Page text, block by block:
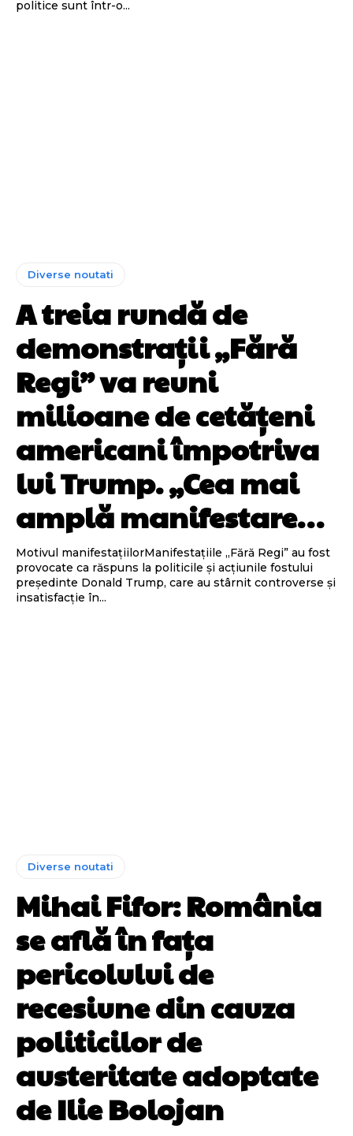
politice sunt într-o...
Diverse noutati
A treia rundă de
demonstrații „Fără
Regi” va reuni
milioane de cetățeni
americani împotriva
lui Trump. „Cea mai
amplă manifestare…
Motivul manifestațiilorManifestațiile „Fără Regi” au fost
provocate ca răspuns la politicile și acțiunile fostului
președinte Donald Trump, care au stârnit controverse și
insatisfacție în...
Diverse noutati
Mihai Fifor: România
se află în fața
pericolului de
recesiune din cauza
politicilor de
austeritate adoptate
de Ilie Bolojan